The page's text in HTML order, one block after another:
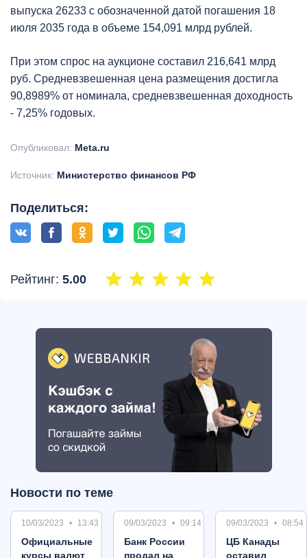
выпуска 26233 с обозначенной датой погашения 18
июля 2035 года в объеме 154,091 млрд рублей.
При этом спрос на аукционе составил 216,641 млрд
руб. Средневзвешенная цена размещения достигла
90,8989% от номинала, средневзвешенная доходность
- 7,25% годовых.
Опубликовал: Meta.ru
Источник: Министерство финансов РФ
Поделиться:
Рейтинг: 5.00
Новости по теме
10/03/2023 13:43
Oфициальные
курсы валют
09/03/2023 09:14
Банк России
продал на
09/03/2023 08:54
ЦБ Канады
оставил